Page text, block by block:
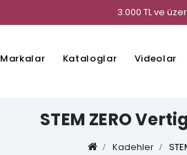
3.000 TL ve
Markalar Kataloglar Videolar
STEM ZERO
Kadehler